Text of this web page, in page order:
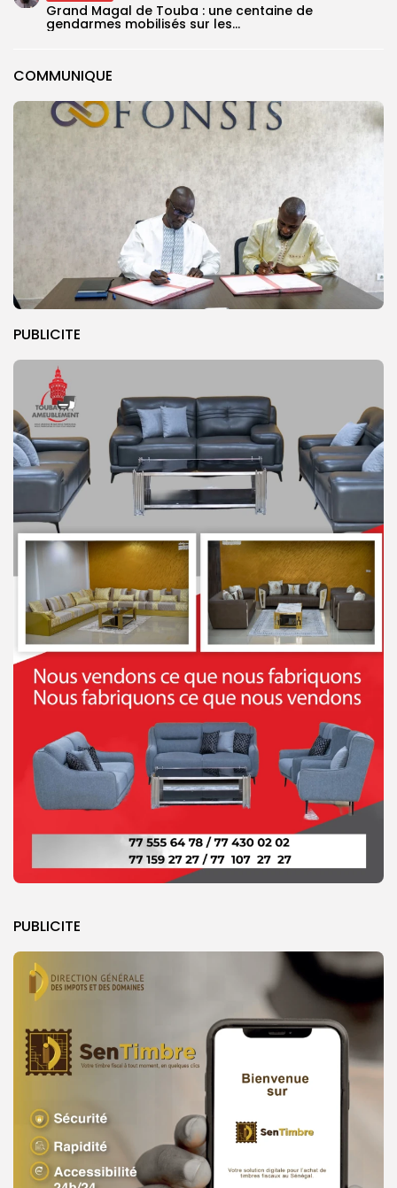
COMMUNIQUE
PUBLICITE
PUBLICITE
Grand Magal de Touba : une centaine de
gendarmes mobilisés sur les...